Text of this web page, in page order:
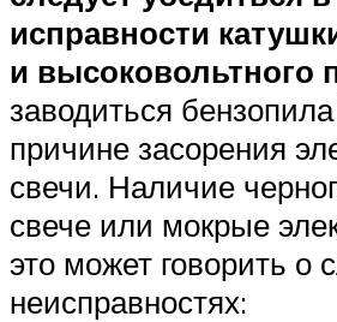
исправности
и высоковольтного
заводиться
причине засорения
свечи. Наличие
свече или мокрые
это может говорить о
неисправностях: